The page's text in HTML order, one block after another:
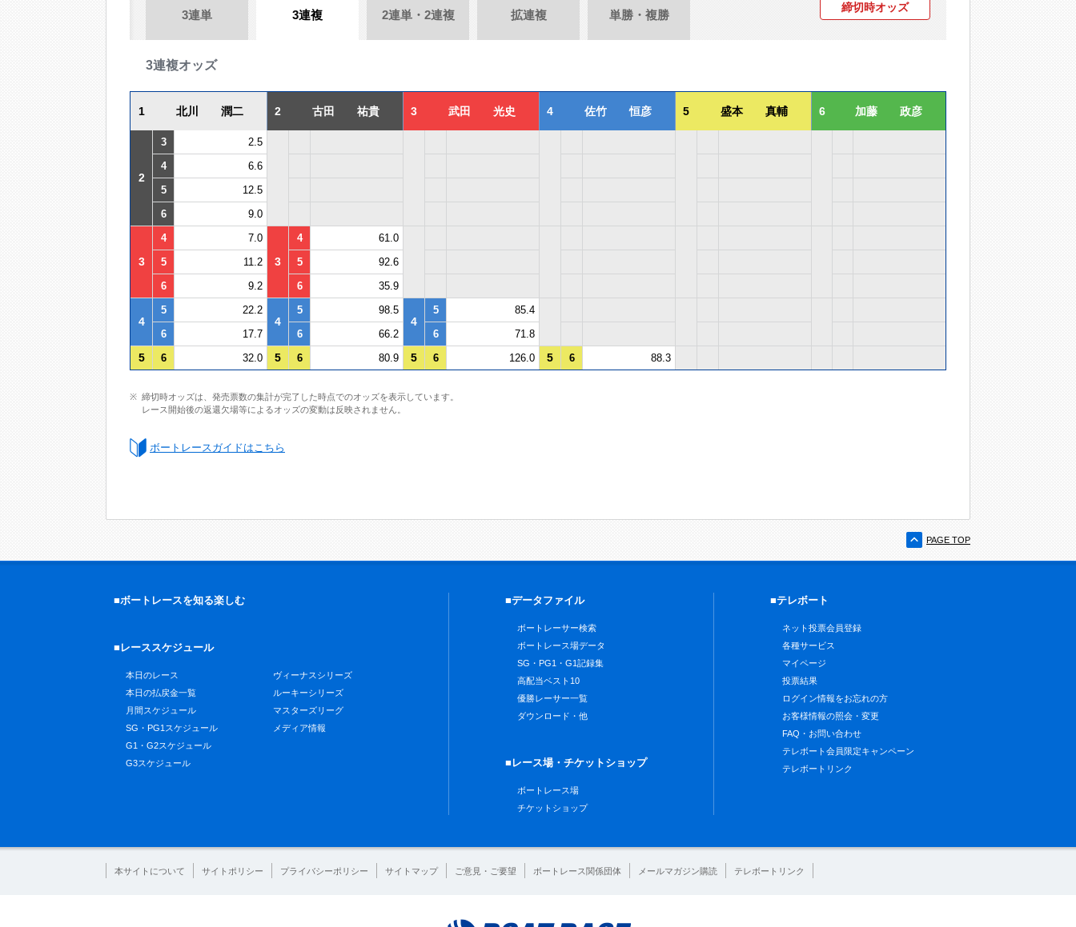
3連単 3連複 2連単・2連複 拡連複 単勝・複勝
締切時オッズ
3連複オッズ
1 北川 潤二 2 古田 祐貴 3 武田 光史 4 佐竹 恒彦 5 盛本 真輔 6 加藤 政彦
2
3
2.5
4
6.6
5
12.5
6
9.0
3
4 7.0
3
4
61.0
5
11.2 5
92.6
6
9.2 6 35.9
4
5 22.2
4
5 98.5
4
5
85.4
6
17.7 6 66.2 6 71.8
5 6 32.0 5 6 80.9 5 6 126.0 5 6 88.3
締切時オッズは、発売票数の集計が完了した時点でのオッズを表示しています。
レース開始後の返還欠場等によるオッズの変動は反映されません。
ボートレースガイドはこちら
PAGE TOP
■ボートレースを知る楽しむ
■レーススケジュール
本日のレース
本日の払戻金一覧
月間スケジュール
SG・PG1スケジュール
G1・G2スケジュール
G3スケジュール
ヴィーナスシリーズ
ルーキーシリーズ
マスターズリーグ
メディア情報
■データファイル
ボートレーサー検索
ボートレース場データ
SG・PG1・G1記録集
高配当ベスト10
優勝レーサー一覧
ダウンロード・他
■レース場・チケットショップ
ボートレース場
チケットショップ
■テレボート
ネット投票会員登録
各種サービス
マイページ
投票結果
ログイン情報をお忘れの方
お客様情報の照会・変更
FAQ・お問い合わせ
テレボート会員限定キャンペーン
テレボートリンク
本サイトについて サイトポリシー プライバシーポリシー サイトマップ ご意見・ご要望 ボートレース関係団体 メールマガジン購読 テレボートリンク